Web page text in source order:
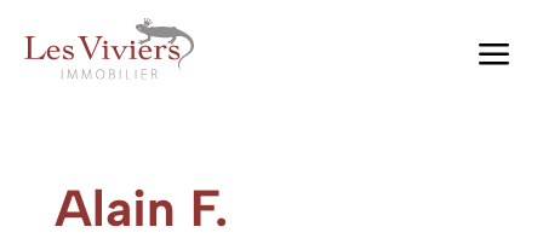
a
Alain F.